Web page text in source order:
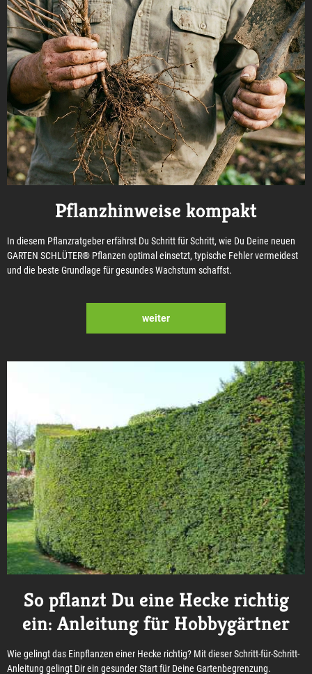
Pflanzhinweise kompakt
In diesem Pflanzratgeber erfährst Du Schritt für Schritt, wie Du Deine neuen
GARTEN SCHLÜTER® Pflanzen optimal einsetzt, typische Fehler vermeidest
und die beste Grundlage für gesundes Wachstum schaffst.
weiter
So pflanzt Du eine Hecke richtig
ein: Anleitung für Hobbygärtner
Wie gelingt das Einpflanzen einer Hecke richtig? Mit dieser Schritt-für-Schritt-
Anleitung gelingt Dir ein gesunder Start für Deine Gartenbegrenzung.